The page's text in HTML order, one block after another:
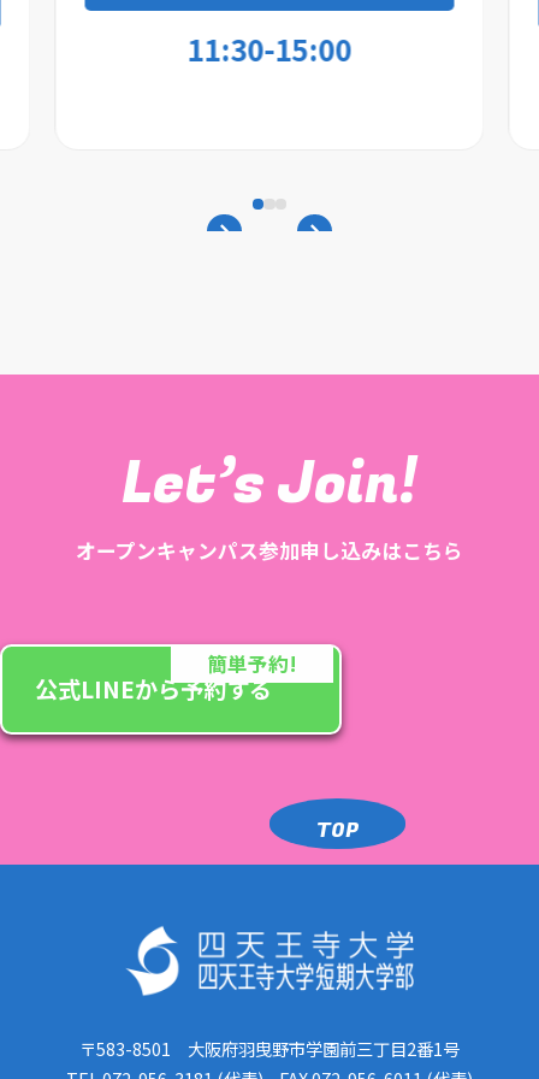
11:30-15:00
Let’s Join!
オープンキャンパス参加申し込みはこちら
簡単予約!
公式LINEから予約する
TOP
〒583-8501 大阪府羽曳野市学園前三丁目2番1号